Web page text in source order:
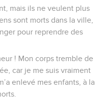
mais ils ne veulent plus
sont morts dans la ville,
pour reprendre des
! Mon corps tremble de
car je me suis vraiment
enlevé mes enfants, à la